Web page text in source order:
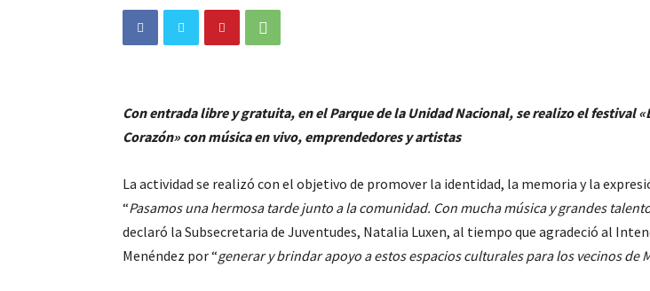
Con entrada libre y gratuita, en el Parque de la Unidad Nacional, se realizo el festival
Corazón» con música en vivo, emprendedores y artistas
La actividad se realizó con el objetivo de promover la identidad, la memoria y la
“Pasamos una hermosa tarde junto a la comunidad. Con mucha música y grandes
declaró la Subsecretaria de Juventudes, Natalia Luxen, al tiempo que agradeció al
Menéndez por “generar y brindar apoyo a estos espacios culturales para los vecinos de